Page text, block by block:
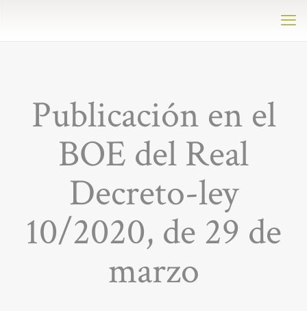
Publicación en el
BOE del Real
Decreto-ley
10/2020, de 29 de
marzo